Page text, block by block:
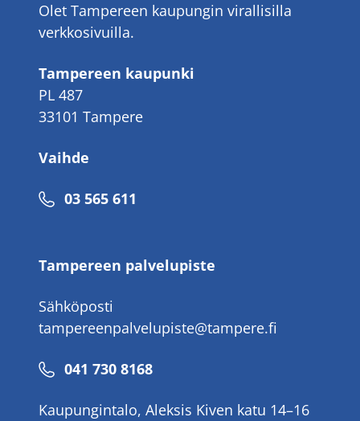
Olet Tampereen kaupungin virallisilla
verkkosivuilla.
Tampereen kaupunki
PL 487
33101 Tampere
Vaihde
Puhelinnumero
03 565 611
Tampereen palvelupiste
Sähköposti
tampereenpalvelupiste@tampere.fi
Puhelinnumero
041 730 8168
Kaupungintalo, Aleksis Kiven katu 14–16